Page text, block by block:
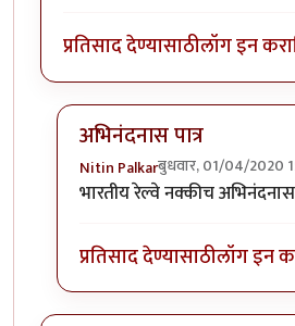
प्रतिसाद देण्यासाठीलॉग इन करा
अभिनंदनास पात्र
Nitin Palkarबुधवार, 01/04/2020
In reply toहार्दिक अभिनंदन !
भारतीय रेल्वे नक्कीच
प्रतिसाद देण्यासाठीलॉग इन